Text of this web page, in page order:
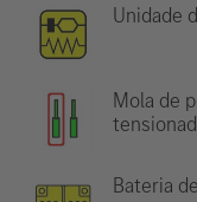
Unidade
Mola de
Bateria